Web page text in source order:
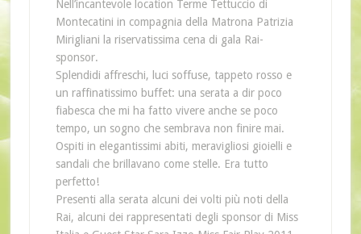
Nell’incantevole location Terme Tettuccio di
Montecatini in compagnia della Matrona Patrizia
Mirigliani la riservatissima cena di gala Rai-
sponsor.
Splendidi affreschi, luci soffuse, tappeto rosso e
un raffinatissimo buffet: una serata a dir poco
fiabesca che mi ha fatto vivere anche se poco
tempo, un sogno che sembrava non finire mai.
Ospiti in elegantissimi abiti, meravigliosi gioielli e
sandali che brillavano come stelle. Era tutto
perfetto!
Presenti alla serata alcuni dei volti più noti della
Rai, alcuni dei rappresentati degli sponsor di Miss